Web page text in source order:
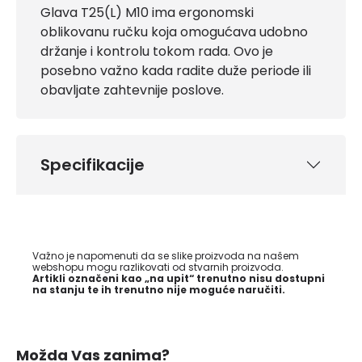
Glava T25(L) M10 ima ergonomski
oblikovanu ručku koja omogućava udobno
držanje i kontrolu tokom rada. Ovo je
posebno važno kada radite duže periode ili
obavljate zahtevnije poslove.
Specifikacije
Važno je napomenuti da se slike proizvoda na našem
webshopu mogu razlikovati od stvarnih proizvoda.
Artikli označeni kao „na upit“ trenutno nisu dostupni
na stanju te ih trenutno nije moguće naručiti.
Možda Vas zanima?